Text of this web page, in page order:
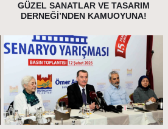
GÜZEL SANATLAR VE TASARIM
DERNEĞİ’NDEN KAMUOYUNA!